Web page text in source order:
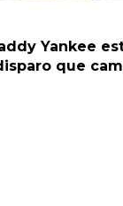
Yankee
que